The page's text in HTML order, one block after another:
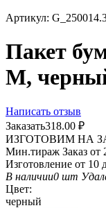
Артикул:
Пакет
M,
Написать отзыв
Заказать318.00 ₽
ИЗГОТОВИМ НА
Мин.тираж Заказ от
Изготовление от 10
В наличии0 шт
Цвет:
черный